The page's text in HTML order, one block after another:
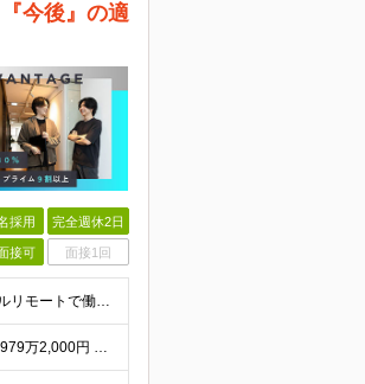
今後』の適
採用 完全週休2日
接可 面接1回
■ITエンジニアとしての実務経験（満1年以上） ■学歴不問 ★年収を上げたい ★フルリモートで働きたい ★上流工程に携わりたい ★自社サービスをつくってみたい など これまでの経験を活かして環境を変
★前職給与を保証 ★年収280万円アップの実績あり ★想定年収：489万6,000円～979万2,000円 ※案件単価により上振れあり ■月給40万8,000円～81万6,000円 ※経験・能力に合